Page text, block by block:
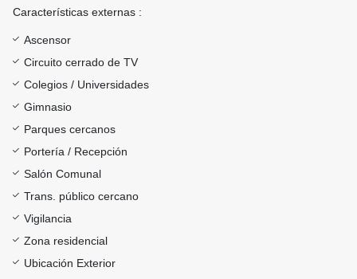
Características externas :
Ascensor
Circuito cerrado de TV
Colegios / Universidades
Gimnasio
Parques cercanos
Portería / Recepción
Salón Comunal
Trans. público cercano
Vigilancia
Zona residencial
Ubicación Exterior